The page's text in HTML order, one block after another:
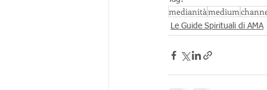
medianitàmedium
Le Guide Spirituali di AMA